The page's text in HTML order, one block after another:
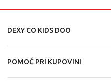
DEXY CO KIDS DOO
POMOĆ PRI KUPOVINI